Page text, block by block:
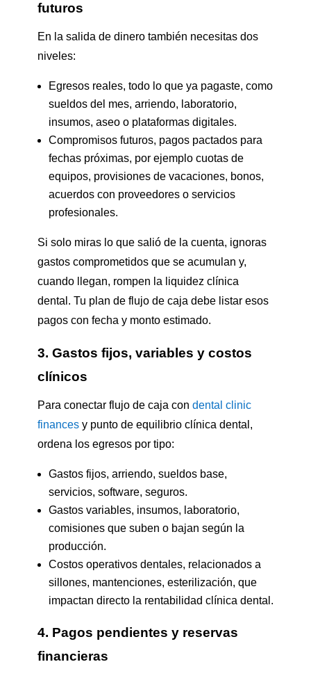
futuros
En la salida de dinero también necesitas dos
niveles:
Egresos reales, todo lo que ya pagaste, como
sueldos del mes, arriendo, laboratorio,
insumos, aseo o plataformas digitales.
Compromisos futuros, pagos pactados para
fechas próximas, por ejemplo cuotas de
equipos, provisiones de vacaciones, bonos,
acuerdos con proveedores o servicios
profesionales.
Si solo miras lo que salió de la cuenta, ignoras
gastos comprometidos que se acumulan y,
cuando llegan, rompen la liquidez clínica
dental. Tu plan de flujo de caja debe listar esos
pagos con fecha y monto estimado.
3. Gastos fijos, variables y costos
clínicos
Para conectar flujo de caja con dental clinic
financesy punto de equilibrio clínica dental,
ordena los egresos por tipo:
Gastos fijos, arriendo, sueldos base,
servicios, software, seguros.
Gastos variables, insumos, laboratorio,
comisiones que suben o bajan según la
producción.
Costos operativos dentales, relacionados a
sillones, mantenciones, esterilización, que
impactan directo la rentabilidad clínica dental.
4. Pagos pendientes y reservas
financieras